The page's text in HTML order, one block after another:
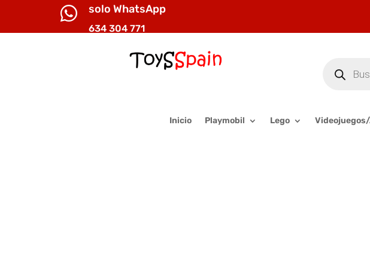
 solo WhatsApp
634 304 771
productos
Inicio Playmobil Lego